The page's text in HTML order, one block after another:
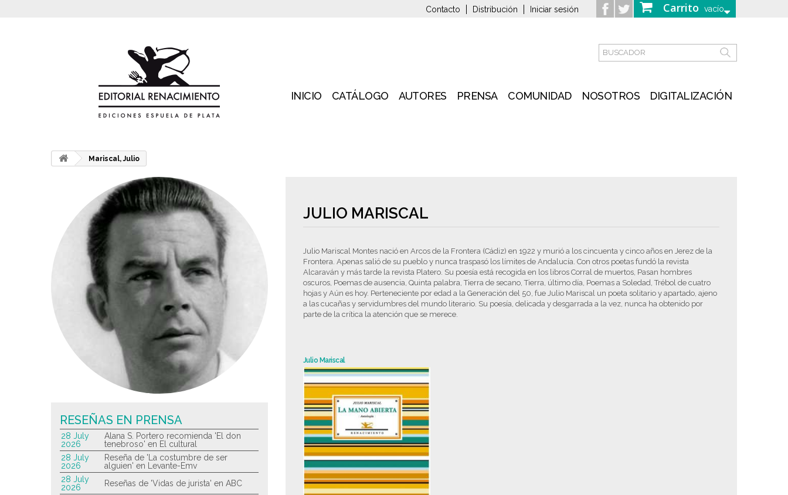
Carrito vacío
Contacto Distribución Iniciar sesión
INICIO CATÁLOGO AUTORES PRENSA COMUNIDAD NOSOTROS DIGITALIZACIÓN
Mariscal, Julio
JULIO MARISCAL
Julio Mariscal Montes nació en Arcos de la Frontera (Cádiz) en 1922 y murió a los cincuenta y cinco años en Jerez de la
Frontera. Apenas salió de su pueblo y nunca traspasó los límites de Andalucía. Con otros poetas fundó la revista
Alcaraván y más tarde la revista Platero. Su poesía está recogida en los libros Corral de muertos, Pasan hombres
oscuros, Poemas de ausencia, Quinta palabra, Tierra de secano, Tierra, último día, Poemas a Soledad, Trébol de cuatro
hojas y Aún es hoy. Perteneciente por edad a la Generación del 50, fue Julio Mariscal un poeta solitario y apartado, ajeno
a las cucañas y servidumbres del mundo literario. Su poesía, delicada y desgarrada a la vez, nunca ha obtenido por
parte de la crítica la atención que se merece.
Julio Mariscal
RESEÑAS EN PRENSA
28 July
2026
Alana S. Portero recomienda 'El don
tenebroso' en El cultural
28 July
2026
Reseña de 'La costumbre de ser
alguien' en Levante-Emv
28 July
2026
Reseñas de 'Vidas de jurista' en ABC